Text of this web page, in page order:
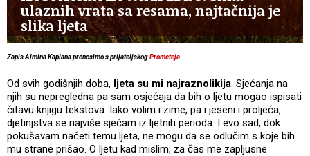
ulaznih vrata sa resama, najtačnija je
slika ljeta
Zapis Almina Kaplana prenosimo s prijateljskogPrometeja
Od svih godišnjih doba, ljeta su mi najraznolikija. Sjećanja na
njih su nepregledna pa sam osjećaja da bih o ljetu mogao ispisati
čitavu knjigu tekstova. Iako volim i zime, pa i jeseni i proljeća,
djetinjstva se najviše sjećam iz ljetnih perioda. I evo sad, dok
pokušavam načeti temu ljeta, ne mogu da se odlučim s koje bih
mu strane prišao. O ljetu kad mislim, za čas me zapljusne